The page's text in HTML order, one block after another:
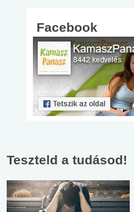
Facebook
Teszteld a tudásod!